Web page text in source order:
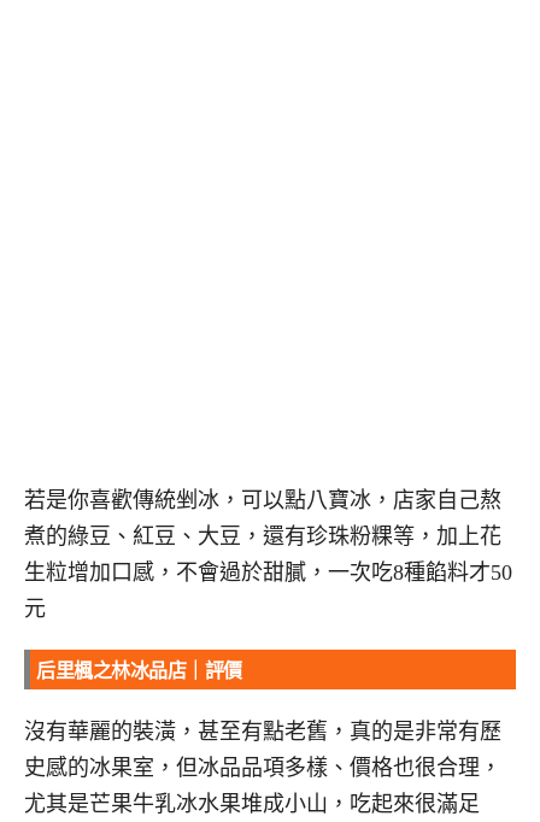
若是你喜歡傳統剉冰，可以點八寶冰，店家自己熬
煮的綠豆、紅豆、大豆，還有珍珠粉粿等，加上花
生粒增加口感，不會過於甜膩，一次吃8種餡料才50
元
后里楓之林冰品店｜評價
沒有華麗的裝潢，甚至有點老舊，真的是非常有歷
史感的冰果室，但冰品品項多樣、價格也很合理，
尤其是芒果牛乳冰水果堆成小山，吃起來很滿足